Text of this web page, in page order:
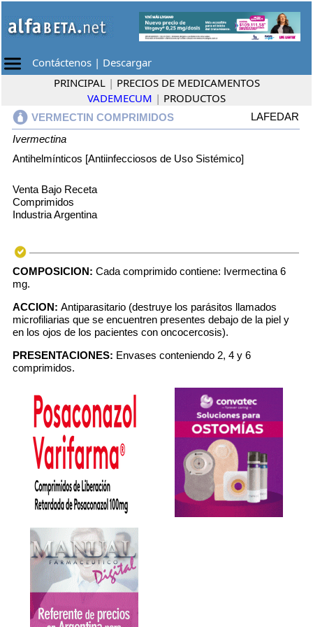
Contáctenos | Descargar
PRINCIPAL | PRECIOS DE MEDICAMENTOS
VADEMECUM | PRODUCTOS
VERMECTIN COMPRIMIDOS
LAFEDAR
Ivermectina
Antihelmínticos [Antiinfecciosos de Uso Sistémico]
Venta Bajo Receta
Comprimidos
Industria Argentina
COMPOSICION: Cada comprimido contiene: Ivermectina 6
mg.
ACCION: Antiparasitario (destruye los parásitos llamados
microfiliarias que se encuentren presentes debajo de la piel y
en los ojos de los pacientes con oncocercosis).
PRESENTACIONES: Envases conteniendo 2, 4 y 6
comprimidos.